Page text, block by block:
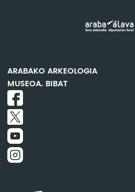
ARABAKO ARKEOLOGIA
MUSEOA. BIBAT